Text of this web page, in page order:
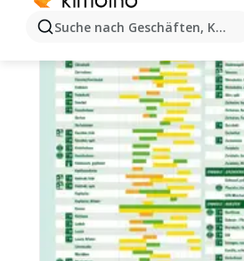
Suche nach Geschäften,